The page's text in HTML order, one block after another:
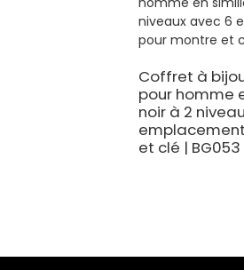
Coffret à
pour homme
noir à 2
et clé | BG053